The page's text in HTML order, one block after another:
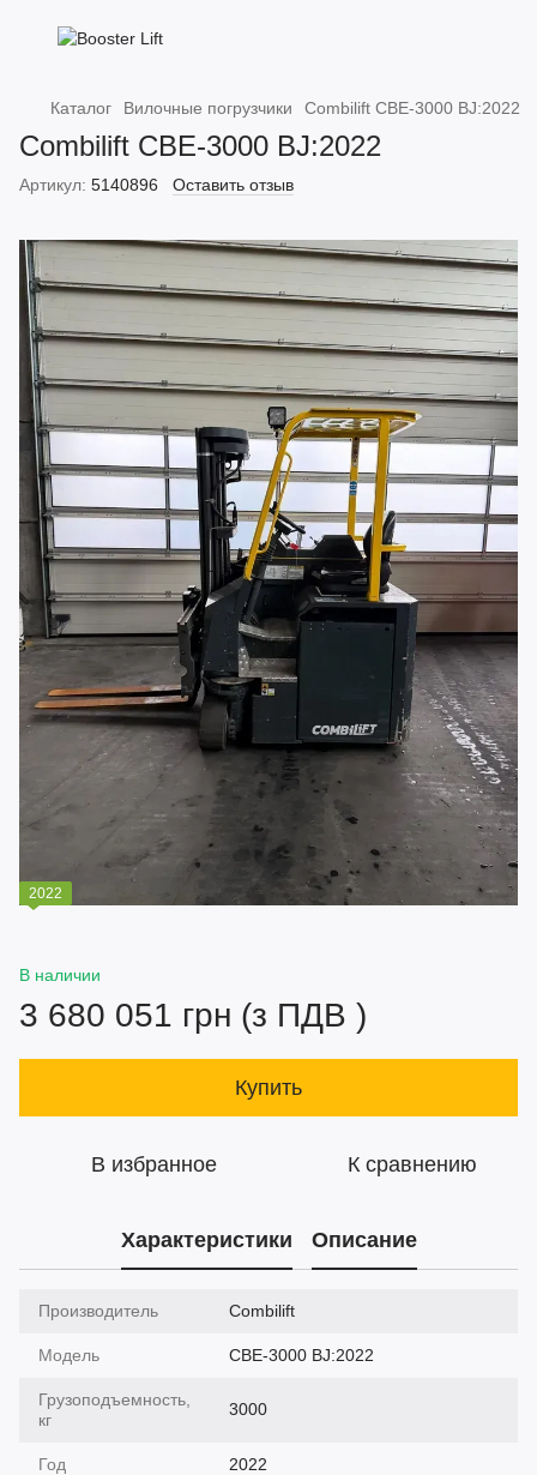
Каталог Вилочные погрузчики Combilift CBE-3000 BJ:2022
Combilift CBE-3000 BJ:2022
Артикул: 5140896 Оставить отзыв
2022
В наличии
3 680 051 грн (з ПДВ )
Купить
В избранное К сравнению
Характеристики Описание
Производитель Combilift
Модель CBE-3000 BJ:2022
Грузоподъемность,
кг
3000
Год 2022